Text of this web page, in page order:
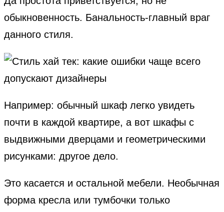
обыкновенность. Банальность-главный враг
данного стиля.
Например: обычный шкаф легко увидеть
почти в каждой квартире, а вот шкафы с
выдвижными дверцами и геометрическими
рисунками: другое дело.
Это касается и остальной мебели. Необычная
форма кресла или тумбочки только